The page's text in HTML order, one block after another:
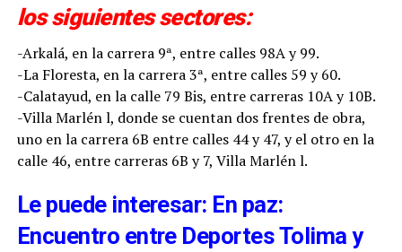
los siguientes sectores:
-Arkalá, en la carrera 9ª, entre calles 98A y 99.
-La Floresta, en la carrera 3ª, entre calles 59 y 60.
-Calatayud, en la calle 79 Bis, entre carreras 10A y 10B.
-Villa Marlén l, donde se cuentan dos frentes de obra,
uno en la carrera 6B entre calles 44 y 47, y el otro en la
calle 46, entre carreras 6B y 7, Villa Marlén l.
Le puede interesar: En paz:
Encuentro entre Deportes Tolima y